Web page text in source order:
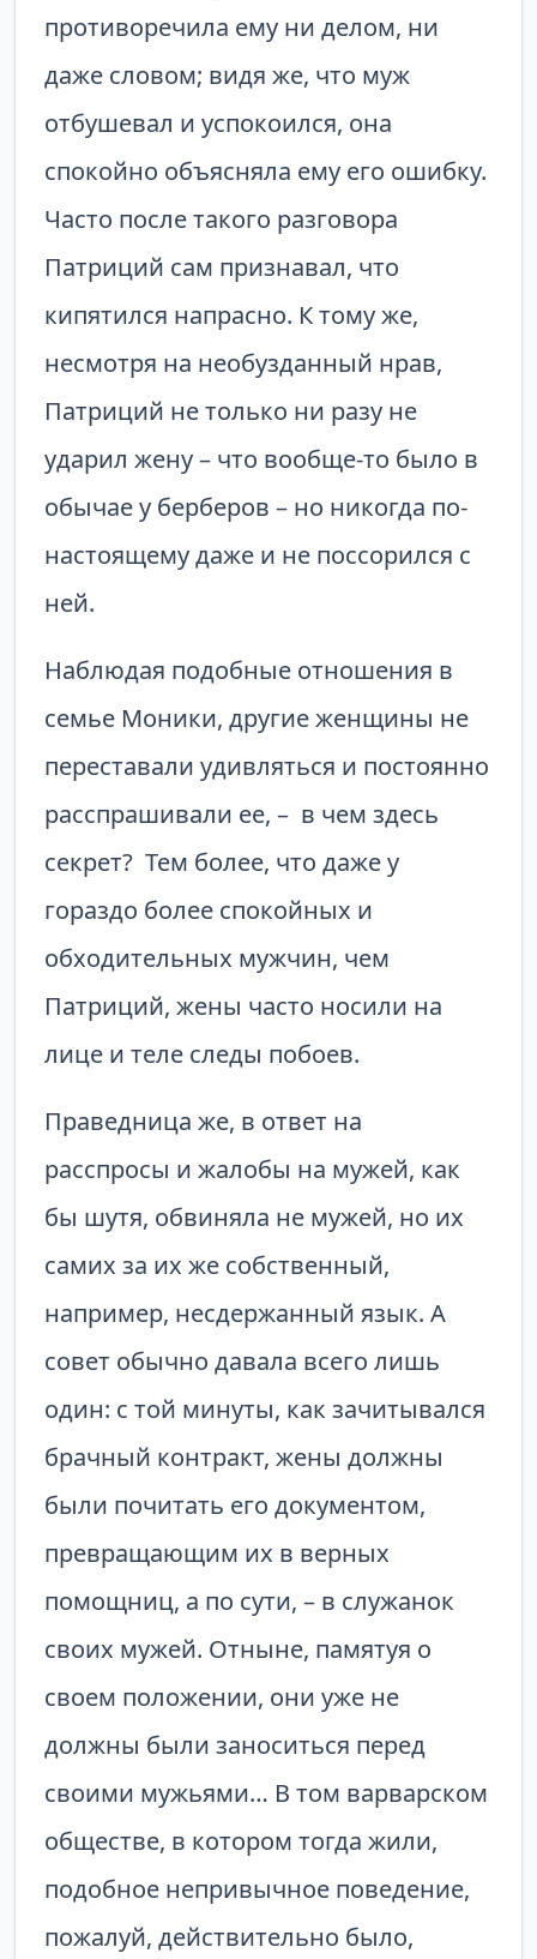
противоречила ему ни делом, ни
даже словом; видя же, что муж
отбушевал и успокоился, она
спокойно объясняла ему его ошибку.
Часто после такого разговора
Патриций сам признавал, что
кипятился напрасно. К тому же,
несмотря на необузданный нрав,
Патриций не только ни разу не
ударил жену – что вообще-то было в
обычае у берберов – но никогда по-
настоящему даже и не поссорился с
ней.
Наблюдая подобные отношения в
семье Моники, другие женщины не
переставали удивляться и постоянно
расспрашивали ее, – в чем здесь
секрет? Тем более, что даже у
гораздо более спокойных и
обходительных мужчин, чем
Патриций, жены часто носили на
лице и теле следы побоев.
Праведница же, в ответ на
расспросы и жалобы на мужей, как
бы шутя, обвиняла не мужей, но их
самих за их же собственный,
например, несдержанный язык. А
совет обычно давала всего лишь
один: с той минуты, как зачитывался
брачный контракт, жены должны
были почитать его документом,
превращающим их в верных
помощниц, а по сути, – в служанок
своих мужей. Отныне, памятуя о
своем положении, они уже не
должны были заноситься перед
своими мужьями… В том варварском
обществе, в котором тогда жили,
подобное непривычное поведение,
пожалуй, действительно было,